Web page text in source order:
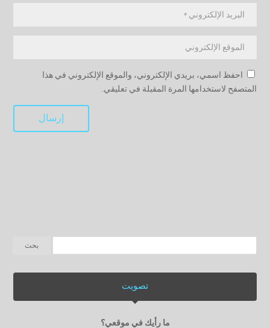
احفظ اسمي، بريدي الإلكتروني، والموقع الإلكتروني في هذا
المتصفح لاستخدامها المرة المقبلة في تعليقي.
تصويت
ما رأيك في موقعي؟